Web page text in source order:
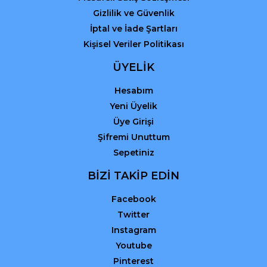
Gizlilik ve Güvenlik
İptal ve İade Şartları
Kişisel Veriler Politikası
ÜYELİK
Hesabım
Yeni Üyelik
Üye Girişi
Şifremi Unuttum
Sepetiniz
BİZİ TAKİP EDİN
Facebook
Twitter
Instagram
Youtube
Pinterest